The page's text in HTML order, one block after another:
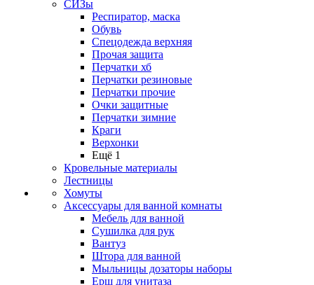
СИЗы
Респиратор, маска
Обувь
Спецодежда верхняя
Прочая защита
Перчатки хб
Перчатки резиновые
Перчатки прочие
Очки защитные
Перчатки зимние
Краги
Верхонки
Ещё 1
Кровельные материалы
Лестницы
Хомуты
Аксессуары для ванной комнаты
Мебель для ванной
Сушилка для рук
Вантуз
Штора для ванной
Мыльницы дозаторы наборы
Ерш для унитаза